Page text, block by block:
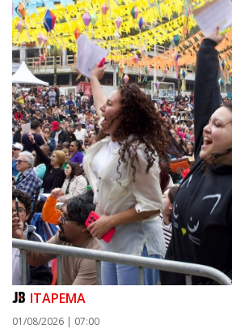
Inscrições para a exploração da gastronomia
Farroupilha estão abertas
CAMBORIÚ
ITAPEMA
01/08/2026 | 07:00